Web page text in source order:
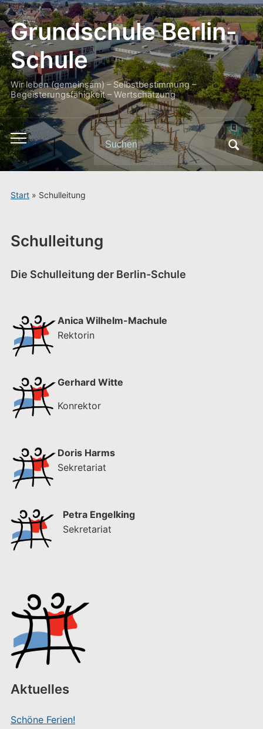
Grundschule Berlin-
Schule
Wir leben (gemeinsam) – Selbstbestimmung –
Begeisterungsfähigkeit – Wertschätzung
Toggle
mobile
menu
Search
for:
Start» Schulleitung
Aktuelles
Schöne Ferien!
Schulleitung
Die Schulleitung der Berlin-Schule
Anica Wilhelm-Machule
Rektorin
Gerhard Witte
Konrektor
Doris Harms
Sekretariat
Petra Engelking
Sekretariat